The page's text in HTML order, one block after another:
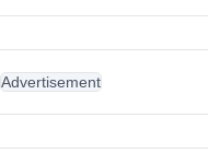
Advertisement